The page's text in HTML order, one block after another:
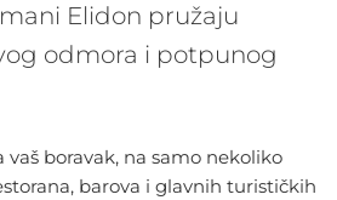
Elidon pružaju
odmora i potpunog
boravak, na samo nekoliko
barova i glavnih turističkih